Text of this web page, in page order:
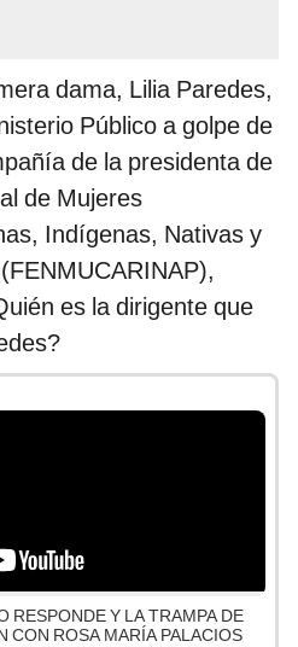
dama, Lilia Paredes,
Público a golpe de
de la presidenta de
de Mujeres
Indígenas, Nativas y
es la dirigente que
RESPONDE Y LA TRAMPA DE
CON ROSA MARÍA PALACIOS